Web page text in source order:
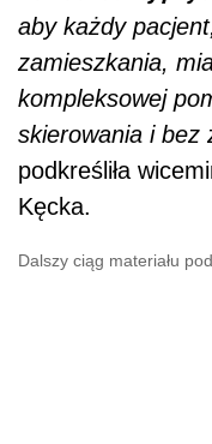
aby każdy
zamieszkania,
kompleksowej
skierowania i bez
podkreśliła
Kęcka.
Dalszy ciąg materiału